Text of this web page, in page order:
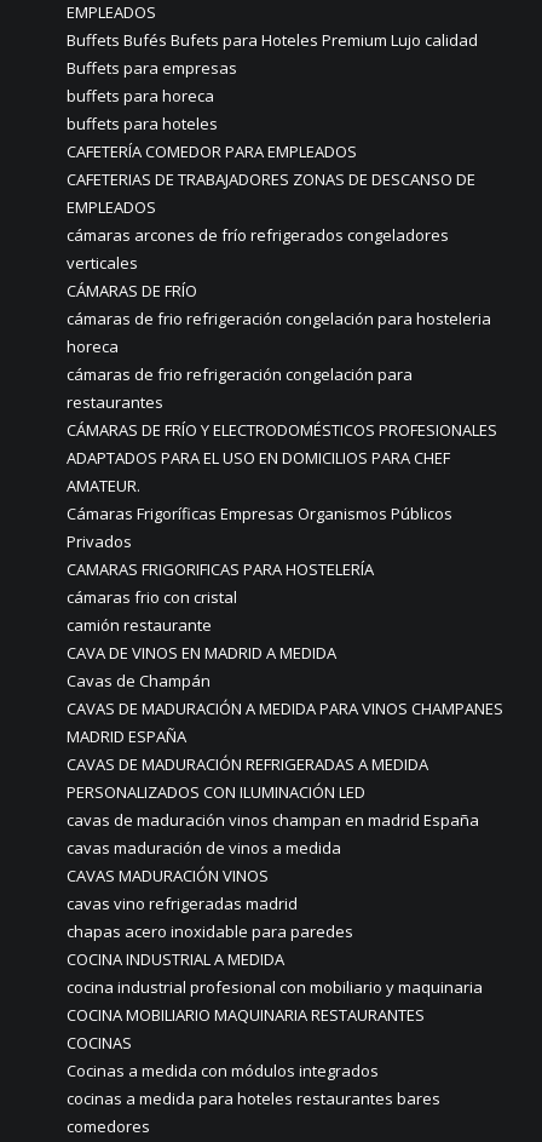
EMPLEADOS
Buffets Bufés Bufets para Hoteles Premium Lujo calidad
Buffets para empresas
buffets para horeca
buffets para hoteles
CAFETERÍA COMEDOR PARA EMPLEADOS
CAFETERIAS DE TRABAJADORES ZONAS DE DESCANSO DE
EMPLEADOS
cámaras arcones de frío refrigerados congeladores
verticales
CÁMARAS DE FRÍO
cámaras de frio refrigeración congelación para hosteleria
horeca
cámaras de frio refrigeración congelación para
restaurantes
CÁMARAS DE FRÍO Y ELECTRODOMÉSTICOS PROFESIONALES
ADAPTADOS PARA EL USO EN DOMICILIOS PARA CHEF
AMATEUR.
Cámaras Frigoríficas Empresas Organismos Públicos
Privados
CAMARAS FRIGORIFICAS PARA HOSTELERÍA
cámaras frio con cristal
camión restaurante
CAVA DE VINOS EN MADRID A MEDIDA
Cavas de Champán
CAVAS DE MADURACIÓN A MEDIDA PARA VINOS CHAMPANES
MADRID ESPAÑA
CAVAS DE MADURACIÓN REFRIGERADAS A MEDIDA
PERSONALIZADOS CON ILUMINACIÓN LED
cavas de maduración vinos champan en madrid España
cavas maduración de vinos a medida
CAVAS MADURACIÓN VINOS
cavas vino refrigeradas madrid
chapas acero inoxidable para paredes
COCINA INDUSTRIAL A MEDIDA
cocina industrial profesional con mobiliario y maquinaria
COCINA MOBILIARIO MAQUINARIA RESTAURANTES
COCINAS
Cocinas a medida con módulos integrados
cocinas a medida para hoteles restaurantes bares
comedores